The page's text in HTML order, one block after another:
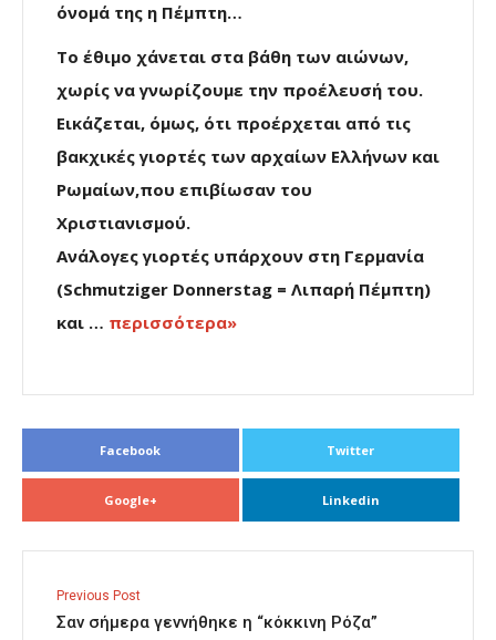
όνομά της η Πέμπτη…
Το έθιμο χάνεται στα βάθη των αιώνων,
χωρίς να γνωρίζουμε την προέλευσή του.
Εικάζεται, όμως, ότι προέρχεται από τις
βακχικές γιορτές των αρχαίων Ελλήνων και
Ρωμαίων,που επιβίωσαν του
Χριστιανισμού.
Ανάλογες γιορτές υπάρχουν στη Γερμανία
(Schmutziger Donnerstag = Λιπαρή Πέμπτη)
και … περισσότερα»
Facebook Twitter
Google+ Linkedin
Previous Post
Σαν σήμερα γεννήθηκε η “κόκκινη Ρόζα”